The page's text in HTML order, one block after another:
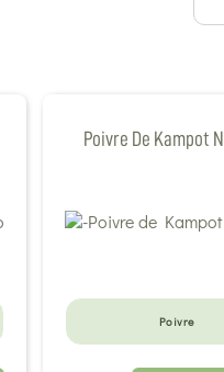
Poivre De Kampot
Poivre